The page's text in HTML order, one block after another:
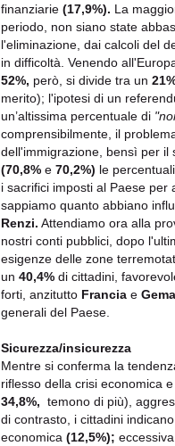
finanziarie (17,9%). La
periodo, non siano state
l'eliminazione, dai calcoli del
in difficoltà. Venendo
52%, però, si divide tra un
merito); l'ipotesi di un
un’altissima percentuale di
comprensibilmente, il
dell'immigrazione, bensì per il
(70,8% e 70,2%) le
i sacrifici imposti al Paese per
sappiamo quanto abbiano
Renzi. Attendiamo ora alla
nostri conti pubblici, dopo
esigenze delle zone
un 40,4% di cittadini,
forti, anzitutto Francia e
generali del Paese.
Sicurezza/insicurezza
Mentre si conferma la
riflesso della crisi economica
34,8%, temono di più),
di contrasto, i cittadini
economica (12,5%);